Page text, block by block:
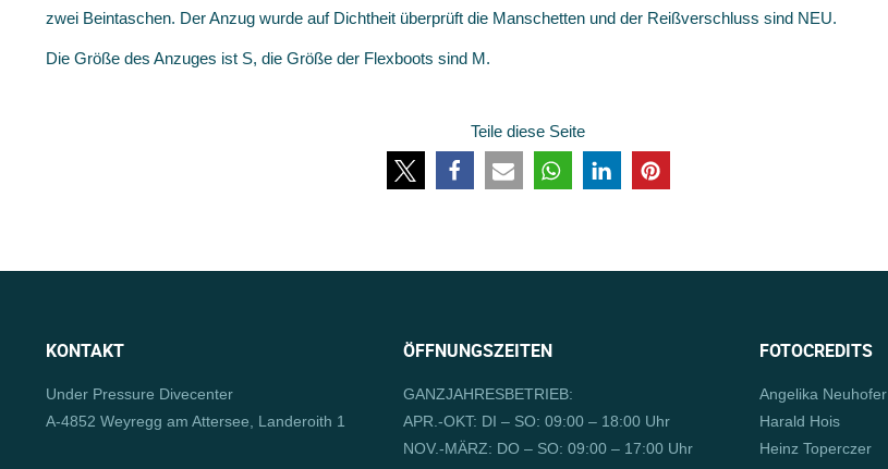
zwei Beintaschen. Der Anzug wurde auf Dichtheit überprüft die Manschetten und der Reißverschluss sind NEU.
Die Größe des Anzuges ist S, die Größe der Flexboots sind M.
Teile diese Seite
KONTAKT
Under Pressure Divecenter
A-4852 Weyregg am Attersee, Landeroith 1
ÖFFNUNGSZEITEN
GANZJAHRESBETRIEB:
APR.-OKT: DI – SO: 09:00 – 18:00 Uhr
NOV.-MÄRZ: DO – SO: 09:00 – 17:00 Uhr
FOTOCREDITS
Angelika Neuhofer
Harald Hois
Heinz Toperczer